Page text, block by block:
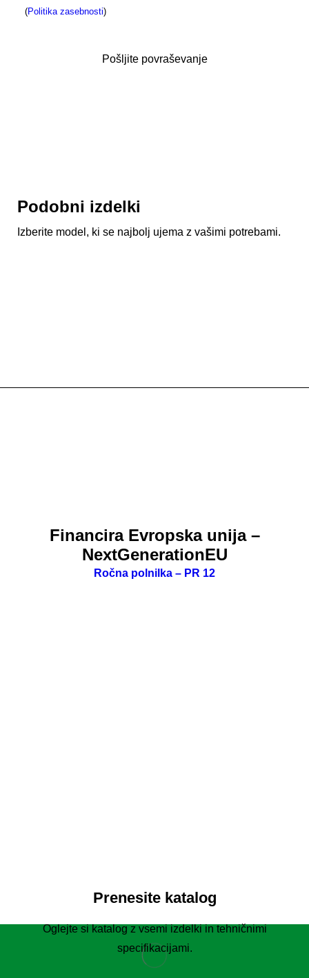
(Politika zasebnosti)
Podobni izdelki
Izberite model, ki se najbolj ujema z vašimi potrebami.
Ročna polnilka – PR 12
Financira Evropska unija –
NextGenerationEU
Prenesite katalog
Oglejte si katalog z vsemi izdelki in tehničnimi
specifikacijami.